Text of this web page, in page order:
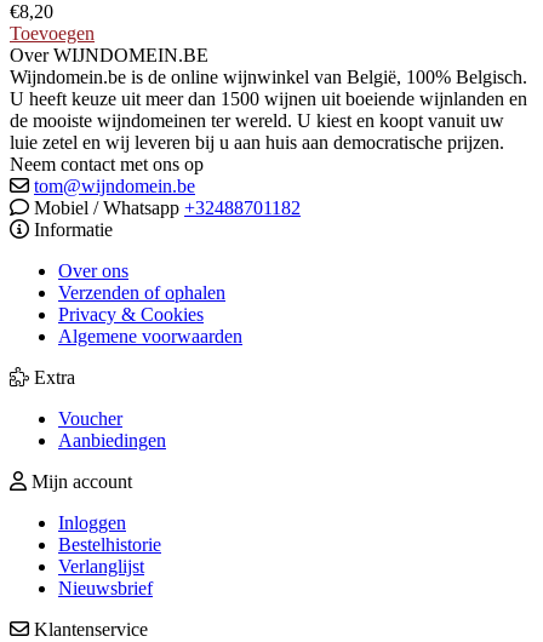
€8,20
Toevoegen
Over WIJNDOMEIN.BE
Wijndomein.be is de online wijnwinkel van België, 100% Belgisch.
U heeft keuze uit meer dan 1500 wijnen uit boeiende wijnlanden en
de mooiste wijndomeinen ter wereld. U kiest en koopt vanuit uw
luie zetel en wij leveren bij u aan huis aan democratische prijzen.
Neem contact met ons op
tom@wijndomein.be
Mobiel / Whatsapp +32488701182
Informatie
Over ons
Verzenden of ophalen
Privacy & Cookies
Algemene voorwaarden
Extra
Voucher
Aanbiedingen
Mijn account
Inloggen
Bestelhistorie
Verlanglijst
Nieuwsbrief
Klantenservice